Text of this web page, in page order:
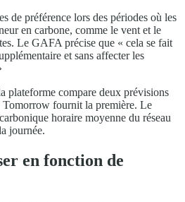
de préférence lors des périodes où les
en carbone, comme le vent et le
Le GAFA précise que « cela se fait
et sans affecter les
plateforme compare deux prévisions
fournit la première. Le
horaire moyenne du réseau
journée.
en fonction de